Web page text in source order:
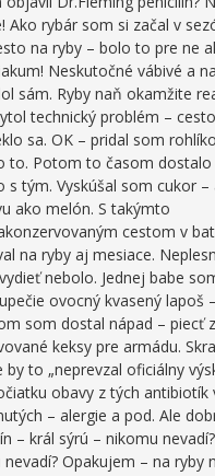
Ako rybár som si začal v
na ryby – bolo to pre ne
Neskutočné vábivé a
sám. Ryby naň okamžite
technický problém –
sa. OK – pridal som
to. Potom to časom
s tým. Vyskúšal som cukor
ako melón. S takýmto
cestom v
na ryby aj mesiace.
nebolo. Jednej babe
ovocný kvasený lapoš
som dostal nápad – piecť
keksy pre armádu.
to „neprevzal oficiálny
obavy z tých antibiotík
– alergie a pod. Ale
– král sýrú – nikomu
Opakujem – na ryby